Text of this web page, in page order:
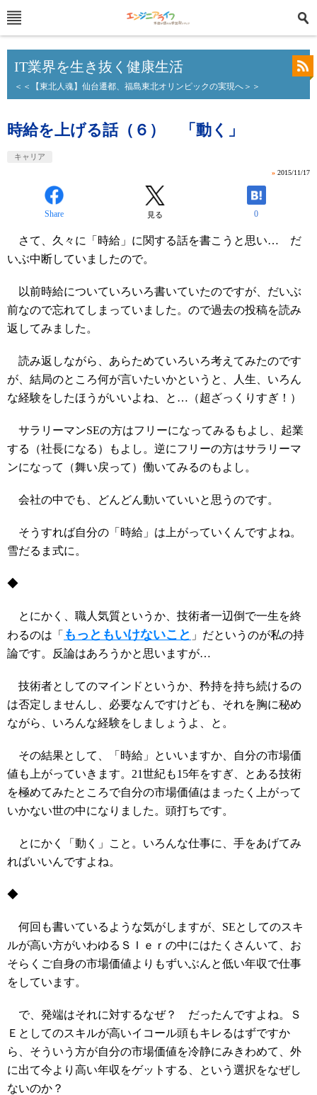
IT業界を生き抜く健康生活
＜＜【東北人魂】仙台遷都、福島東北オリンピックの実現へ＞＞
時給を上げる話（６） 「動く」
キャリア
» 2015/11/17
Share 見る 0
さて、久々に「時給」に関する話を書こうと思い… だ
いぶ中断していましたので。
以前時給についていろいろ書いていたのですが、だいぶ
前なので忘れてしまっていました。ので過去の投稿を読み
返してみました。
読み返しながら、あらためていろいろ考えてみたのです
が、結局のところ何が言いたいかというと、人生、いろん
な経験をしたほうがいいよね、と…（超ざっくりすぎ！）
サラリーマンSEの方はフリーになってみるもよし、起業
する（社長になる）もよし。逆にフリーの方はサラリーマ
ンになって（舞い戻って）働いてみるのもよし。
会社の中でも、どんどん動いていいと思うのです。
そうすれば自分の「時給」は上がっていくんですよね。
雪だるま式に。
◆
とにかく、職人気質というか、技術者一辺倒で一生を終
わるのは「 もっともいけないこと 」だというのが私の持
論です。反論はあろうかと思いますが…
技術者としてのマインドというか、矜持を持ち続けるの
は否定しませんし、必要なんですけども、それを胸に秘め
ながら、いろんな経験をしましょうよ、と。
その結果として、「時給」といいますか、自分の市場価
値も上がっていきます。21世紀も15年をすぎ、とある技術
を極めてみたところで自分の市場価値はまったく上がって
いかない世の中になりました。頭打ちです。
とにかく「動く」こと。いろんな仕事に、手をあげてみ
ればいいんですよね。
◆
何回も書いているような気がしますが、SEとしてのスキ
ルが高い方がいわゆるＳＩｅｒの中にはたくさんいて、お
そらくご自身の市場価値よりもずいぶんと低い年収で仕事
をしています。
で、発端はそれに対するなぜ？ だったんですよね。Ｓ
Ｅとしてのスキルが高いイコール頭もキレるはずですか
ら、そういう方が自分の市場価値を冷静にみきわめて、外
に出て今より高い年収をゲットする、という選択をなぜし
ないのか？